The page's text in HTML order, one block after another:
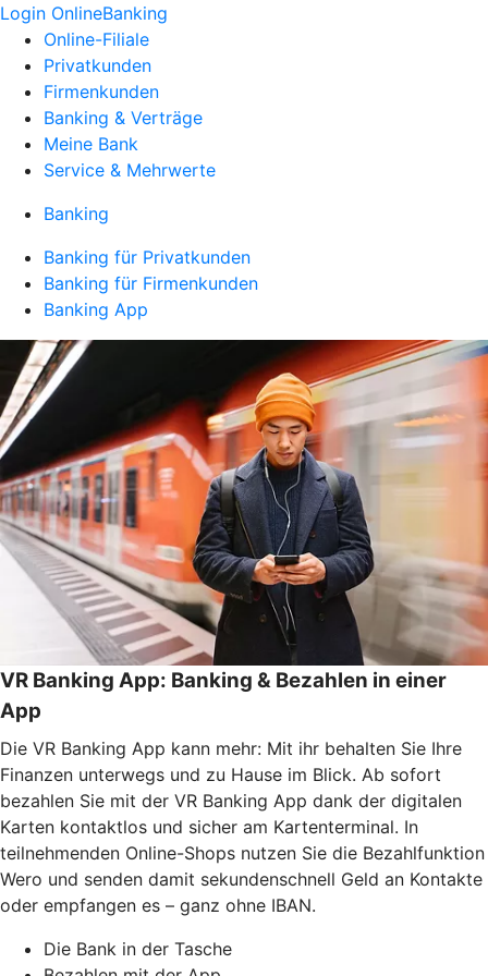
Login OnlineBanking
Online-Filiale
Privatkunden
Firmenkunden
Banking & Verträge
Meine Bank
Service & Mehrwerte
Banking
Banking für Privatkunden
Banking für Firmenkunden
Banking App
VR Banking App: Banking & Bezahlen in einer
App
Die VR Banking App kann mehr: Mit ihr behalten Sie Ihre
Finanzen unterwegs und zu Hause im Blick. Ab sofort
bezahlen Sie mit der VR Banking App dank der digitalen
Karten kontaktlos und sicher am Kartenterminal. In
teilnehmenden Online-Shops nutzen Sie die Bezahlfunktion
Wero und senden damit sekundenschnell Geld an Kontakte
oder empfangen es – ganz ohne IBAN.
Die Bank in der Tasche